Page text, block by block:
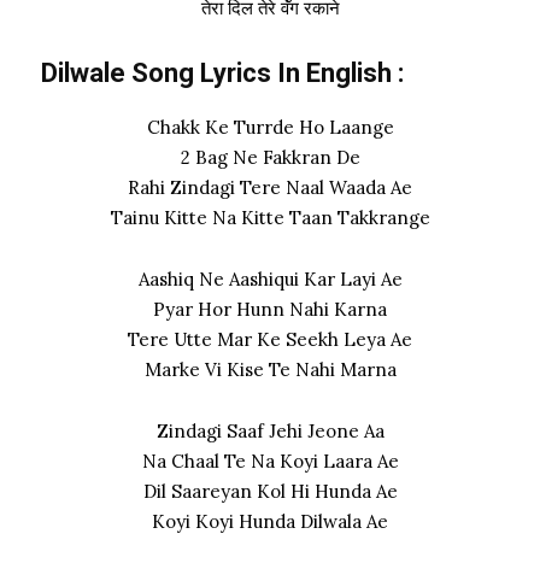
तेरा दिल तेरे वॅंग रकाने
Dilwale Song Lyrics In English :
Chakk Ke Turrde Ho Laange
2 Bag Ne Fakkran De
Rahi Zindagi Tere Naal Waada Ae
Tainu Kitte Na Kitte Taan Takkrange
Aashiq Ne Aashiqui Kar Layi Ae
Pyar Hor Hunn Nahi Karna
Tere Utte Mar Ke Seekh Leya Ae
Marke Vi Kise Te Nahi Marna
Zindagi Saaf Jehi Jeone Aa
Na Chaal Te Na Koyi Laara Ae
Dil Saareyan Kol Hi Hunda Ae
Koyi Koyi Hunda Dilwala Ae